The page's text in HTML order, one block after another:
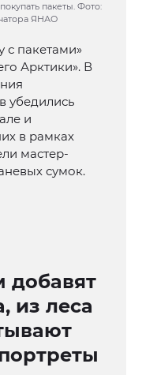
пакеты. Фото:
ЯНАО
с пакетами»
Арктики». В
убедились
и
в рамках
мастер-
сумок.
из леса